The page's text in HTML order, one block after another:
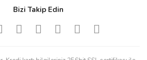
Bizi Takip Edin